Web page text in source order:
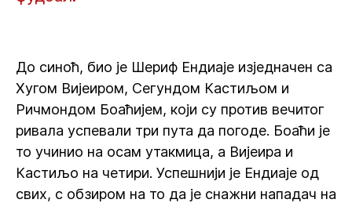
До синоћ, био је Шериф Ендиаје изједначен са
Хугом Вијеиром, Сегундом Кастиљом и
Ричмондом Боаћијем, који су против вечитог
ривала успевали три пута да погоде. Боаћи је
то учинио на осам утакмица, а Вијеира и
Кастиљо на четири. Успешнији је Ендиаје од
свих, с обзиром на то да је снажни нападач на